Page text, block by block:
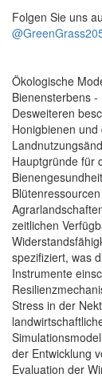
Folgen Sie uns
Ökologische
Bienensterbens -
Desweiteren
Honigbienen
Hauptgründe für
zeitlichen
spezifiziert, was
Instrumente
Stress in der
der Entwicklung
Evaluation der